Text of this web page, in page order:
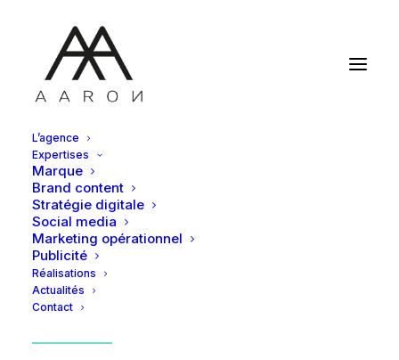
L’agence
Expertises
Marque
Brand content
Stratégie digitale
Social media
Marketing opérationnel
Publicité
Réalisations
Actualités
Contact
CRÉATION
DE MARQUE
FAIRE CONNAÎTRE
OPTOSIGMA